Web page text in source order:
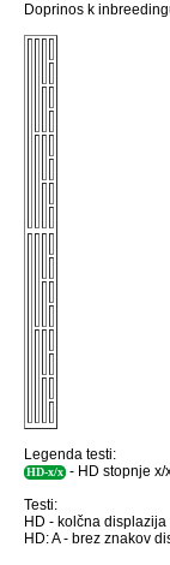
Doprinos k
Legenda testi:
HD-x/x - HD stopnje
Testi:
HD - kolčna
HD: A - brez znakov